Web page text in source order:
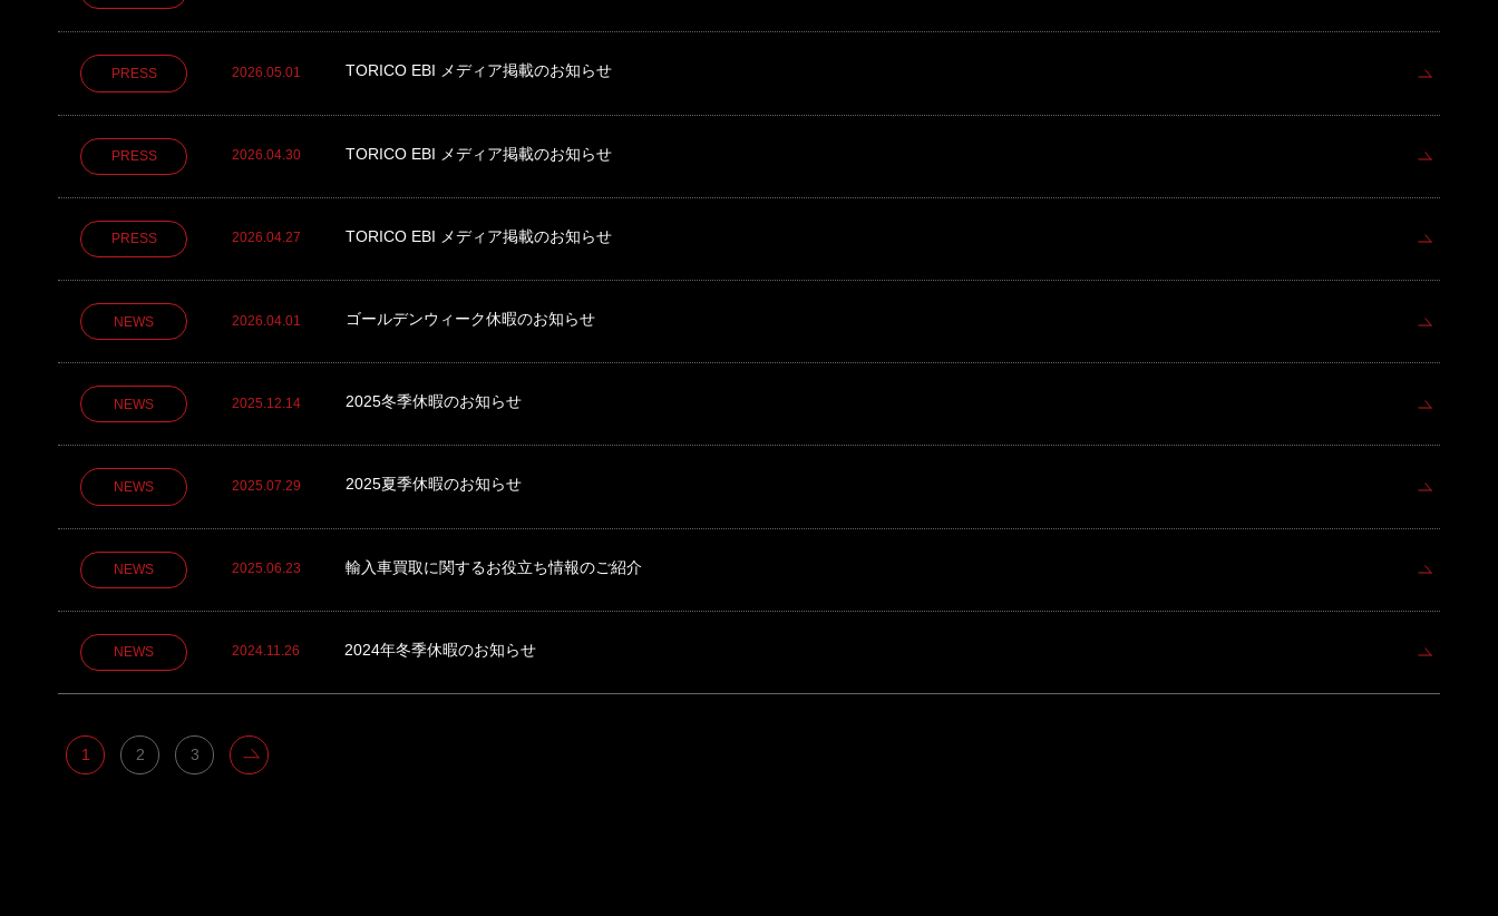
PRESS 2026.05.01 TORICO EBI メディア掲載のお知らせ
PRESS 2026.04.30 TORICO EBI メディア掲載のお知らせ
PRESS 2026.04.27 TORICO EBI メディア掲載のお知らせ
NEWS 2026.04.01 ゴールデンウィーク休暇のお知らせ
NEWS 2025.12.14 2025冬季休暇のお知らせ
NEWS 2025.07.29 2025夏季休暇のお知らせ
NEWS 2025.06.23 輸入車買取に関するお役立ち情報のご紹介
NEWS 2024.11.26 2024年冬季休暇のお知らせ
1 2 3